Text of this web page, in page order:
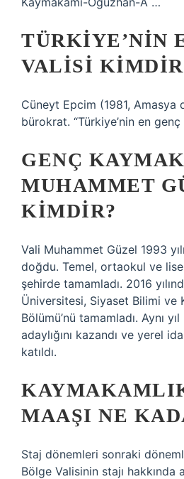
TÜRKIYE’NIN
VALISI
Cüneyt Epcim (1981, Amasya
bürokrat. “Türkiye’nin en genç
GENÇ
MUHAMMET
KIMDIR?
Vali Muhammet Güzel 1993
doğdu. Temel, ortaokul ve
şehirde tamamladı. 2016
Üniversitesi, Siyaset Bilimi ve
Bölümü’nü tamamladı. Aynı
adaylığını kazandı ve yerel
katıldı.
MAAŞI NE
Staj dönemleri sonraki
Bölge Valisinin stajı hakkında